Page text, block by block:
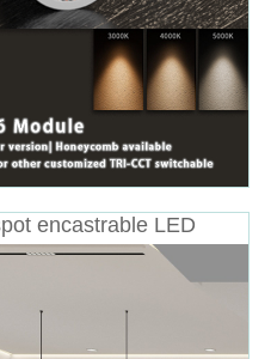
encastrable LED